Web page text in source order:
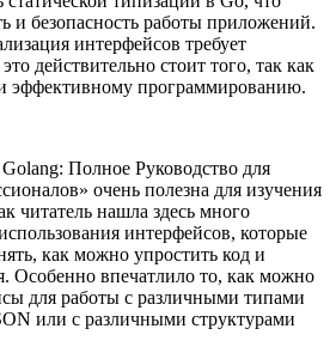
и безопасность работы приложений.
интерфейсов требует
действительно стоит того, так как
эффективному программированию.
Полное Руководство для
очень полезна для изучения
читатель нашла здесь много
интерфейсов, которые
как можно упростить код и
Особенно впечатлило то, как можно
для работы с различными типами
или с различными структурами